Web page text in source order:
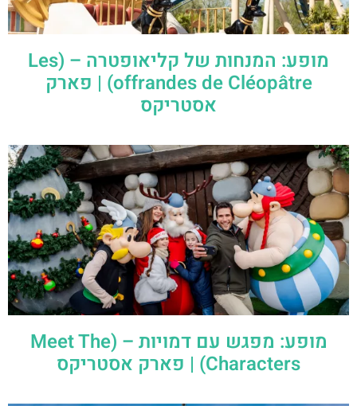
מופע: המנחות של קליאופטרה – (Les
offrandes de Cléopâtre) | פארק
אסטריקס
מופע: מפגש עם דמויות – (Meet The
Characters) | פארק אסטריקס